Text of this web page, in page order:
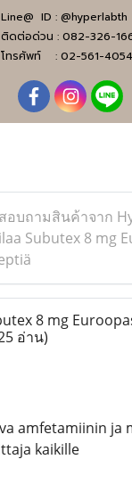
Line@ ID : @hyperlabth
ติดต่อด่วน : 082-326-
โทรศัพท์ : 02-561-4054
สอบถามสินค้าจาก
Subutex 8 mg
8 mg
อ่าน)
amfetamiinin ja
kaikille